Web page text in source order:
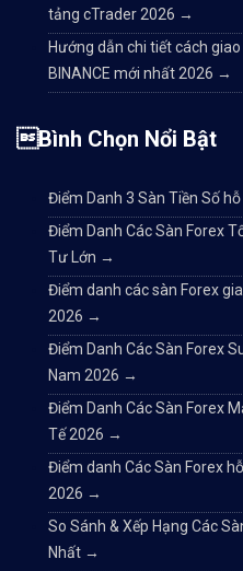
tảng cTrader 2026 →
Hướng dẫn chi tiết cách
BINANCE mới nhất 2026 →
Bình Chọn Nổi Bật
Điểm Danh 3 Sàn Tiền Số
Điểm Danh Các Sàn Forex
Tư Lớn →
Điểm danh các sàn Forex
2026 →
Điểm Danh Các Sàn Forex
Nam 2026 →
Điểm Danh Các Sàn Forex
Tế 2026 →
Điểm danh Các Sàn Forex
2026 →
So Sánh & Xếp Hạng Các
Nhất →